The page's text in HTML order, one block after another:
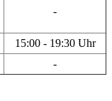
-
15:00 - 19:30 Uhr
-